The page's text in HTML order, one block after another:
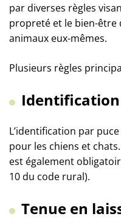
par diverses règles
propreté et le bien-être
animaux eux-mêmes.
Plusieurs règles
L’identification par
pour les chiens et
est également
10 du code rural).
Tenue en